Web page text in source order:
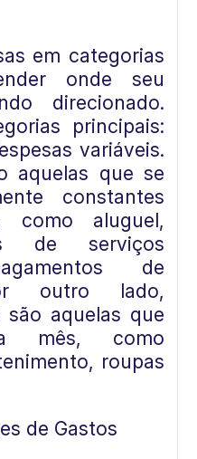
em categorias
onde seu
direcionado.
principais:
variáveis.
aquelas que se
constantes
como aluguel,
de serviços
de
outro lado,
são aquelas que
mês, como
roupas
de Gastos